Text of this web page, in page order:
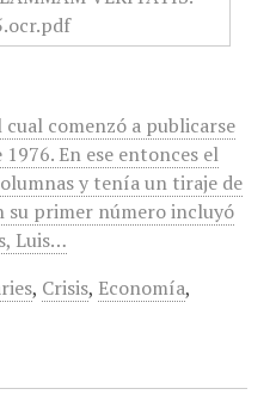
comenzó a publicarse
En ese entonces el
y tenía un tiraje de
su primer número incluyó
Luis…
, Crisis, Economía,